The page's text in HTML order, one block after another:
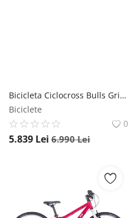
Bicicleta Ciclocross Bulls Grinder 2 - 28 Inch, 510 mm, Albastru Bulls
Biciclete
0
5.839 Lei 6.990Lei